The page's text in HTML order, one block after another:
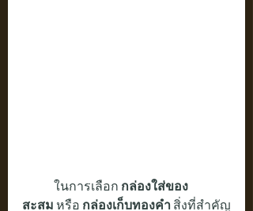
	ในการเลือก
กล่องใส่ของ
สะสม หรือ กล่องเก็บทองคำ สิ่งที่สำคัญ